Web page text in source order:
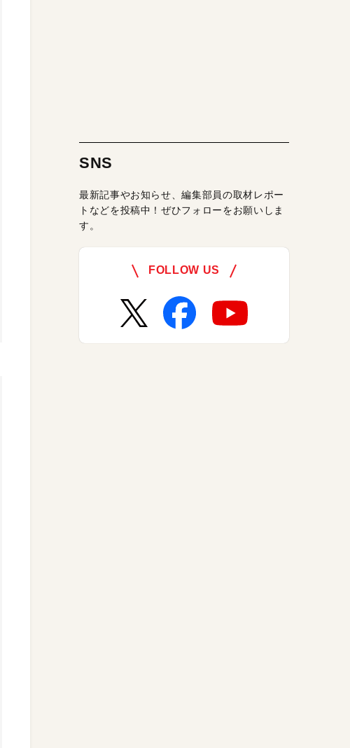
SNS
最新記事やお知らせ、編集部員の取材レポー
トなどを投稿中！ぜひフォローをお願いしま
す。
FOLLOW US